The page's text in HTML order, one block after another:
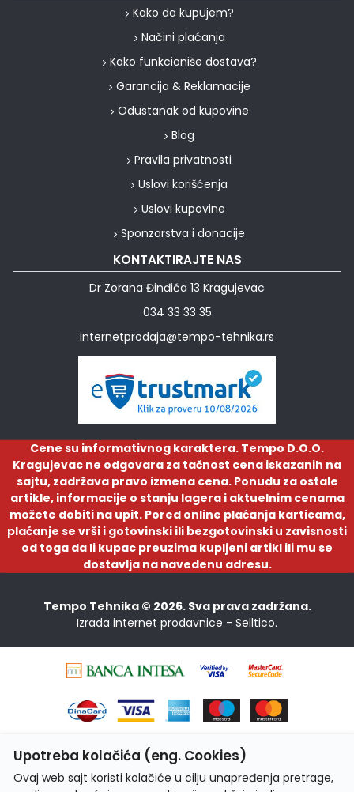
Kako da kupujem?
Načini plaćanja
Kako funkcioniše dostava?
Garancija & Reklamacije
Odustanak od kupovine
Blog
Pravila privatnosti
Uslovi korišćenja
Uslovi kupovine
Sponzorstva i donacije
KONTAKTIRAJTE NAS
Dr Zorana Đinđića 13 Kragujevac
034 33 33 35
internetprodaja@tempo-tehnika.rs
Cene su informativnog karaktera. Tempo D.O.O.
Kragujevac ne odgovara za tačnost cena iskazanih na
sajtu, zadržava pravo izmena cena. Ponudu za ostale
artikle, informacije o stanju lagera i aktuelnim cenama
možete dobiti na upit. Pored online plaćanja karticama,
plaćanje se vrši i gotovinski ili bezgotovinski u zavisnosti
od toga da li kupac preuzima kupljeni artikl ili mu se
dostavlja na navedenu adresu.
Tempo Tehnika © 2026. Sva prava zadržana.
Izrada internet prodavnice - Selltico.
Upotreba kolačića (eng. Cookies)
Ovaj web sajt koristi kolačiće u cilju unapređenja pretrage,